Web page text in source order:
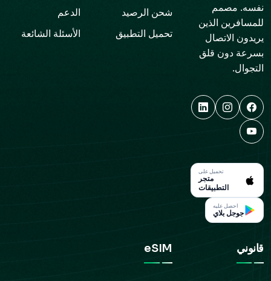
نفسه. مصمم
للمسافرين الذين
يريدون الاتصال
بسرعة دون قلق
التجوال.
تحميل على
متجر
التطبيقات
احصل عليه
جوجل بلاي
شحن الرصيد
تحميل التطبيق
الدعم
الأسئلة الشائعة
قانوني eSIM